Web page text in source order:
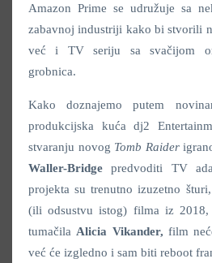
Amazon Prime se udružuje sa
zabavnoj industriji kako bi stvorili
već i TV seriju sa svačijom
grobnica.
Kako doznajemo putem
produkcijska kuća dj2
stvaranju novog Tomb Raider
Waller-Bridgepredvoditi TV
projekta su trenutno izuzetno
(ili odsustvu istog) filma iz
tumačila Alicia Vikander, film
već će izgledno i sam biti reboot